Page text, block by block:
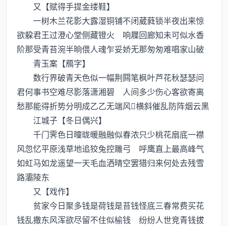
又【赋得手提金缕鞋】
一树木兰花影大露湿铜铺不闭葳蕤锁半夜出来惊
欲躱君王过澄心堂侧藏镫火 响屧回廊知未可似水香
阶那受青苔涴半晌偎人魂乍妥娇无那匆匆难唱家山破
青玉案【鴈字】
数行界破青天色似一幅荆闗笔枫叶芦花秋瑟瑟问
君何事书空难尽影落潇湘碧 人间多少伤心客欲寄离
愁那能得折势分明成乙乙无端风横斜催乱防阵烟云黑
江城子【冬日偶兴】
千门霁色日曈昽暖融融似春浓只少桃花扇底一襟
风忽忆平原浅草地追狡兔控雕弓 呼鹰直上最高峰气
如虹马如龙遥望一天毛血洒晴空罢猎归来何处去残雪
路灞陵东
又【戏作】
贫家今日聚多钱是荷钱是苔钱怪底三春常费买花
钱乱撒东风浑欲尽留不住似榆钱 纷纷人世竞青钱拔